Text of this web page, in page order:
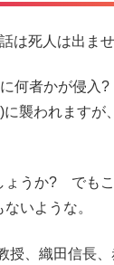
は死人は出ま
何者かが侵入
襲われますが
ょうか? でも
いような。
授、織田信長